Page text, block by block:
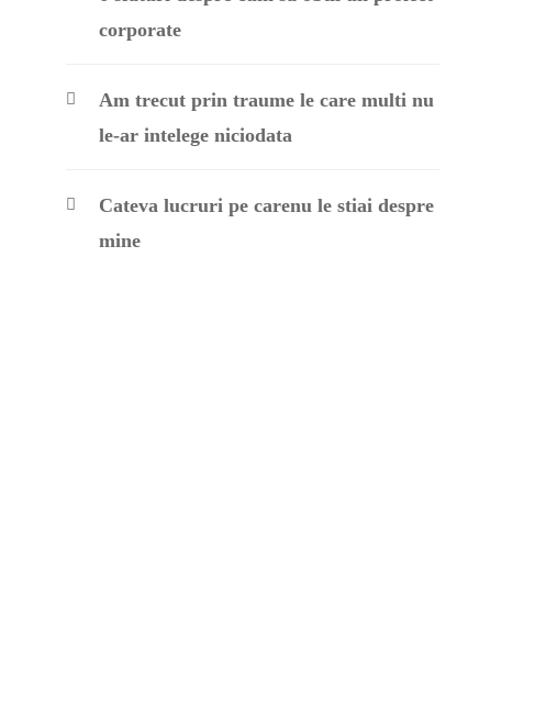
corporate
Am trecut prin traume le care multi nu
le-ar intelege niciodata
Cateva lucruri pe carenu le stiai despre
mine